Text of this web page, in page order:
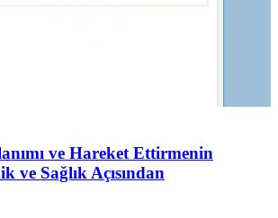
ve Hareket Ettirmenin
ve Sağlık Açısından